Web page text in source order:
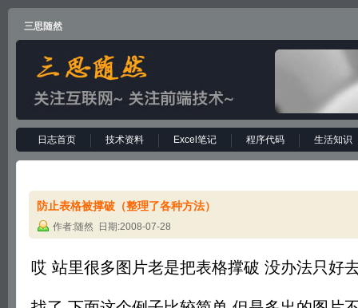
三思随然
日志首页 技术资料 Excel笔记 程序代码 生活知识
防止表格被撑破（整理了各种方法）
作者:随然 日期:2008-07-28
哎 站里很多图片老是把表格撑破 没办法只好